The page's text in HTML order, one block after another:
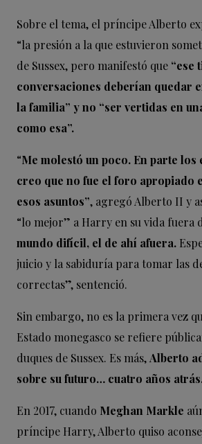
Sobre el tema, el príncipe Alberto
“la presión a la que estuvieron
de Sussex, pero manifestó que “ese
conversaciones deberían quedar
la familia” y no “ser vertidas en
como esa”.
“Me molestó un poco. En parte los
creo que no fue el foro apropiado
esos asuntos”, agregó Alberto II y
“lo mejor” a Harry en su vida fuera
mundo difícil, el de ahí afuera.
juicio y la sabiduría para tomar las
correctas”, sentenció.
Sin embargo, no es la primera vez
Estado monegasco se refiere
duques de Sussex. Es más, Alberto
sobre su futuro… cuatro años
En 2017, cuando Meghan Markle
príncipe Harry, Alberto quiso